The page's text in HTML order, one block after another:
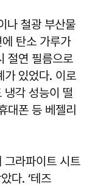
나 철광 부산물
탄소 가루가
절연 필름으로
가 있었다. 이로
냉각 성능이 떨
대폰 등 베젤리
라파이트 시트
다. ‘테즈